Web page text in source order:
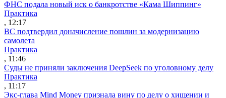
ФНС подала новый иск о банкротстве «Кама Шиппинг»
Практика
, 12:17
ВС подтвердил доначисление пошлин за модернизацию
самолета
Практика
, 11:46
Суды не приняли заключения DeepSeek по уголовному делу
Практика
, 11:17
Экс-глава Mind Money признала вину по делу о хищении и